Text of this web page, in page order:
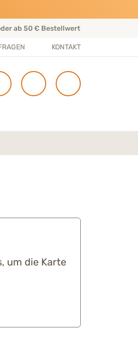
ab 50 € Bestellwert
KONTAKT
um die Karte